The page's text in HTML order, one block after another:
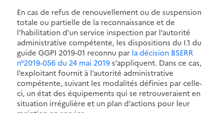
En cas de refus de renouvellement ou de suspension
totale ou partielle de la reconnaissance et de
l’habilitation d’un service inspection par l’autorité
administrative compétente, les dispositions du I.1 du
guide GGPI 2019-01 reconnu par la décision BSERR
n°2019-056 du 24 mai 2019s’appliquent. Dans ce cas,
l’exploitant fournit à l’autorité administrative
compétente, suivant les modalités définies par celle-
ci, un état des équipements qui se retrouveraient en
situation irrégulière et un plan d’actions pour leur